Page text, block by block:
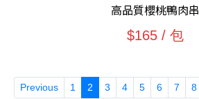
高品質櫻桃鴨肉串
$165 / 包
Previous 1 2(current)
3 4 5 6 7 8